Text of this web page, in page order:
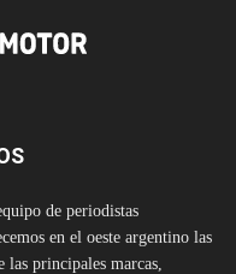
de periodistas
en el oeste argentino las
principales marcas,